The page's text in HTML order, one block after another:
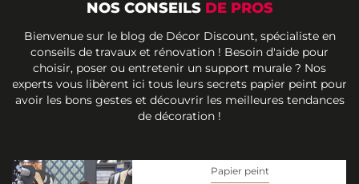
NOS CONSEILS DE PROS
Bienvenue sur le blog de Décor Discount, spécialiste en
conseils de travaux et rénovation ! Besoin d'aide pour
choisir, poser ou entretenir un support murale ? Nos
experts vous libèrent ici tous leurs secrets papier peint pour
avoir les bons gestes et découvrir les meilleures tendances
de décoration !
Papier peint